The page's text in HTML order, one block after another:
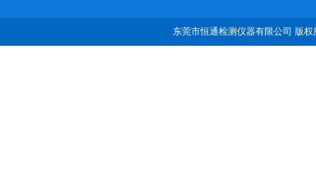
东莞市恒通检测仪器有限公司 版